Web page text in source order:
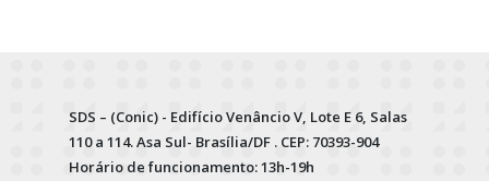
SDS – (Conic) - Edifício Venâncio V, Lote E 6, Salas
110 a 114. Asa Sul- Brasília/DF . CEP: 70393-904
Horário de funcionamento: 13h-19h